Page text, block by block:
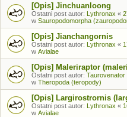
[Opis] Jinchuanloong
Ostatni post autor: Lythronax «
w Sauropodomorpha
[Opis] Jianchangornis
Ostatni post autor: Lythronax «
w Avialae
[Opis] Maleriraptor
Ostatni post autor: Taurovenator
w Theropoda (teropody)
[Opis] Largirostrornis
Ostatni post autor: Lythronax «
w Avialae